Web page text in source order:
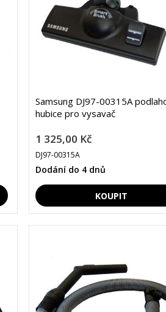
Samsung DJ97-00315A
hubice pro vysavač
1 325,00 Kč
DJ97-00315A
Dodání do 4 dnů